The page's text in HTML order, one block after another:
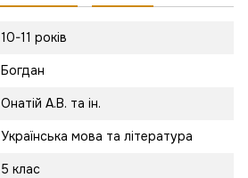
10-11 років
Богдан
Онатій А.В. та ін.
Українська мова та література
5 клас